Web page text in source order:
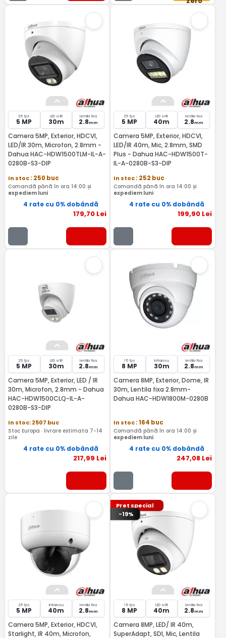
25 fps
5 MP
LED si IR
30m
lentila fixa
2.8mm
Camera 5MP, Exterior, HDCVI,
LED/IR 30m, Microfon, 2.8mm -
Dahua HAC-HDW1500TLM-IL-A-
0280B-S3-DIP
In stoc: 250 buc
Comandă până în ora 14:00 și
expediem luni
4 rate cu 0% dobândă
179,70Lei
25 fps
5 MP
LED si IR
40m
lentila fixa
2.8mm
Camera 5MP, Exterior, HDCVI,
LED/IR 40m, Mic, 2.8mm, SMD
Plus - Dahua HAC-HDW1500T-
IL-A-0280B-S3-DIP
In stoc: 252 buc
Comandă până în ora 14:00 și
expediem luni
4 rate cu 0% dobândă
199,90 Lei
25 fps
5 MP
LED si IR
30m
lentila fixa
2.8mm
Camera 5MP, Exterior, LED / IR
30m, Microfon, 2.8mm - Dahua
HAC-HDW1500CLQ-IL-A-
0280B-S3-DIP
In stoc: 2507 buc
Stoc Europa · livrare estimata 7-14
zile
4 rate cu 0% dobândă
217,99 Lei
15 fps
8 MP
Infrarosu
30m
lentila fixa
2.8mm
Camera 8MP, Exterior, Dome, IR
30m, Lentila fixa 2.8mm-
Dahua HAC-HDW1800M-0280B
In stoc: 164 buc
Comandă până în ora 14:00 și
expediem luni
4 rate cu 0% dobândă
247,08 Lei
25 fps
5 MP
Infrarosu
40m
lentila fixa
2.8mm
Camera 5MP, Exterior, HDCVI,
Starlight, IR 40m, Microfon,
Pret special
-19%
15 fps
8 MP
LED si IR
40m
lentila fixa
2.8mm
Camera 8MP, LED/ IR 40m,
SuperAdapt, SDI, Mic, Lentila